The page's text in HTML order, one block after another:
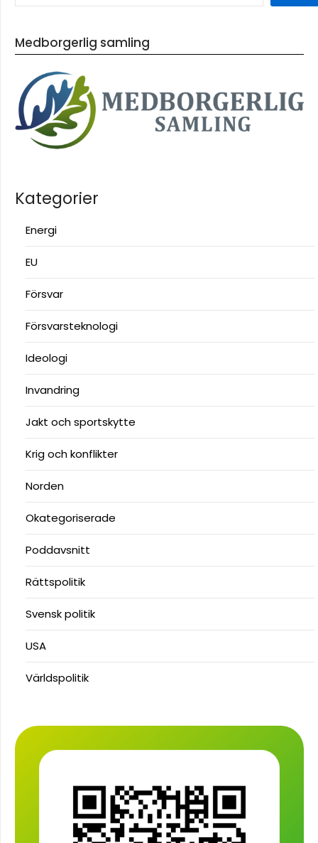
Medborgerlig samling
Kategorier
Energi
EU
Försvar
Försvarsteknologi
Ideologi
Invandring
Jakt och sportskytte
Krig och konflikter
Norden
Okategoriserade
Poddavsnitt
Rättspolitik
Svensk politik
USA
Världspolitik